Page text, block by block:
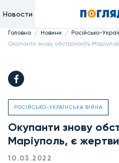
Новости
Головна / Новини / Російсько-
Окупанти знову обстрілюють
РОСІЙСЬКО-УКРАЇНСЬКА ВІЙНА
Окупанти знову
Маріуполь, є
10.03.2022